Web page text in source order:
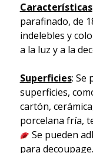
Características
parafinado, de
indelebles y
a la luz y a la
Superficies: Se
superficies,
cartón,
porcelana fría,
Se pueden
para decoupage.